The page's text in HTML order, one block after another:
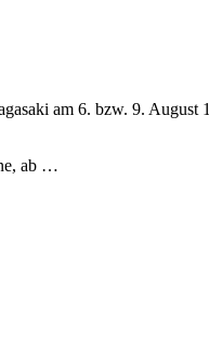
am 6. bzw. 9.
ab …